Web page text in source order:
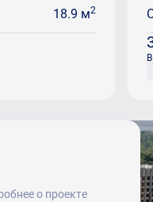
18.9 м2
о проекте